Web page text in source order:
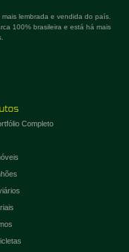
lembrada e vendida do país.
100% brasileira e está há mais
Completo